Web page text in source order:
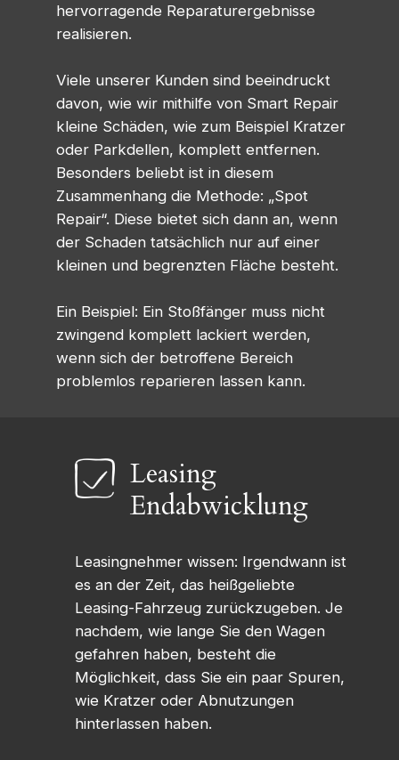
hervorragende Reparaturergebnisse
realisieren.
Viele unserer Kunden sind beeindruckt
davon, wie wir mithilfe von Smart Repair
kleine Schäden, wie zum Beispiel Kratzer
oder Parkdellen, komplett entfernen.
Besonders beliebt ist in diesem
Zusammenhang die Methode: „Spot
Repair“. Diese bietet sich dann an, wenn
der Schaden tatsächlich nur auf einer
kleinen und begrenzten Fläche besteht.
Ein Beispiel: Ein Stoßfänger muss nicht
zwingend komplett lackiert werden,
wenn sich der betroffene Bereich
problemlos reparieren lassen kann.
Leasing
Endabwicklung
Leasingnehmer wissen: Irgendwann ist
es an der Zeit, das heißgeliebte
Leasing-Fahrzeug zurückzugeben. Je
nachdem, wie lange Sie den Wagen
gefahren haben, besteht die
Möglichkeit, dass Sie ein paar Spuren,
wie Kratzer oder Abnutzungen
hinterlassen haben.